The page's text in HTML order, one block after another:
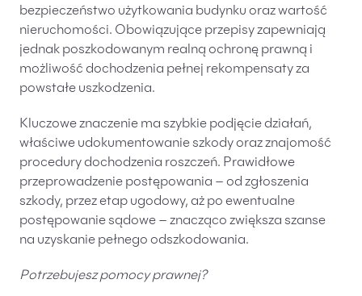
bezpieczeństwo użytkowania budynku oraz wartość
nieruchomości. Obowiązujące przepisy zapewniają
jednak poszkodowanym realną ochronę prawną i
możliwość dochodzenia pełnej rekompensaty za
powstałe uszkodzenia.
Kluczowe znaczenie ma szybkie podjęcie działań,
właściwe udokumentowanie szkody oraz znajomość
procedury dochodzenia roszczeń. Prawidłowe
przeprowadzenie postępowania – od zgłoszenia
szkody, przez etap ugodowy, aż po ewentualne
postępowanie sądowe – znacząco zwiększa szanse
na uzyskanie pełnego odszkodowania.
Potrzebujesz pomocy prawnej?